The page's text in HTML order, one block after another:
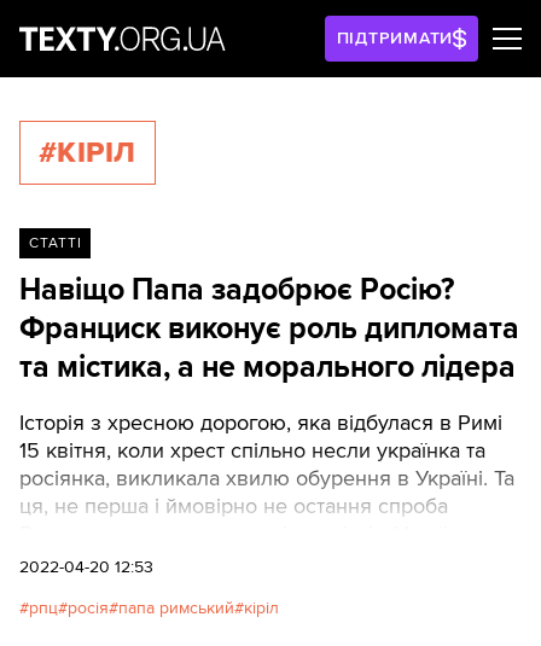
ПІДТРИМАТИ
#КІРІЛ
СТАТТІ
Навіщо Папа задобрює Росію?
Франциск виконує роль дипломата
та містика, а не морального лідера
Історія з хресною дорогою, яка відбулася в Римі
15 квітня, коли хрест спільно несли українка та
росіянка, викликала хвилю обурення в Україні. Та
ця, не перша і ймовірно не остання спроба
Росією, вкладається в логіку ватиканської
2022-04-20 12:53
рпц росія папа римський кіріл